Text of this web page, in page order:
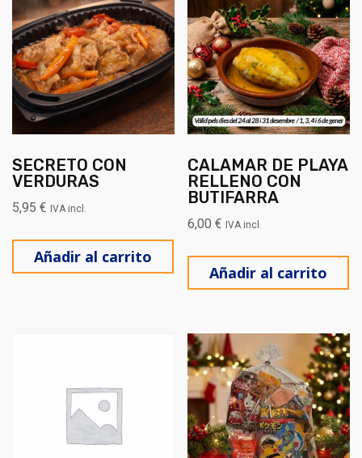
SECRETO CON
VERDURAS
5,95 € IVA incl.
Añadir al carrito
CALAMAR DE PLAYA
RELLENO CON
BUTIFARRA
6,00€ IVA incl.
Añadir al carrito